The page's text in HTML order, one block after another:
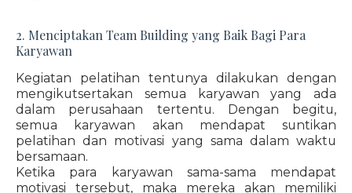
2. Menciptakan Team Building yang Baik Bagi Para
Karyawan
Kegiatan pelatihan tentunya dilakukan dengan
mengikutsertakan semua karyawan yang ada
dalam perusahaan tertentu. Dengan begitu,
semua karyawan akan mendapat suntikan
pelatihan dan motivasi yang sama dalam waktu
bersamaan.
Ketika para karyawan sama-sama mendapat
motivasi tersebut, maka mereka akan memiliki